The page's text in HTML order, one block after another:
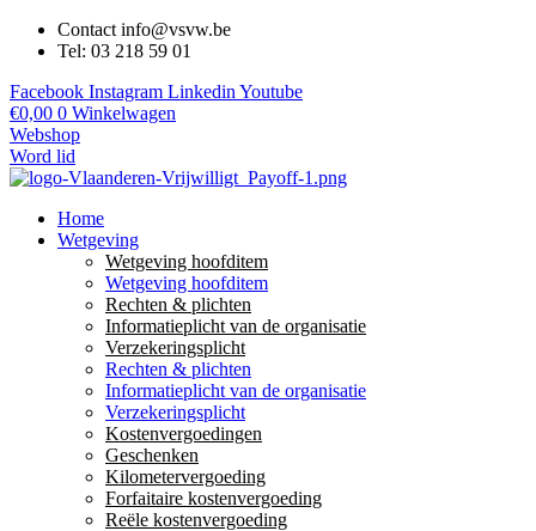
Contact info@vsvw.be
Tel: 03 218 59 01
Facebook Instagram Linkedin Youtube
€0,00 0 Winkelwagen
Webshop
Word lid
Home
Wetgeving
Wetgeving hoofditem
Wetgeving hoofditem
Rechten & plichten
Informatieplicht van de organisatie
Verzekeringsplicht
Rechten & plichten
Informatieplicht van de organisatie
Verzekeringsplicht
Kostenvergoedingen
Geschenken
Kilometervergoeding
Forfaitaire kostenvergoeding
Reële kostenvergoeding